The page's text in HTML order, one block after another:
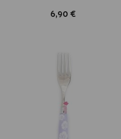
6,90 €